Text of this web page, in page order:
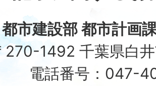
都市建設部 都市計画
270-1492 千葉県白
電話番号：047-